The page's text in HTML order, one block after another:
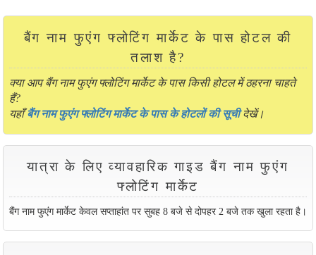
बैंग नाम फुएंग फ्लोटिंग मार्केट के पास होटल की
तलाश है?
क्या आप बैंग नाम फुएंग फ्लोटिंग मार्केट के पास किसी होटल में ठहरना चाहते
हैं?
यहाँबैंग नाम फुएंग फ्लोटिंग मार्केट के पास के होटलों की सूचीदेखें।
यात्रा के लिए व्यावहारिक गाइड बैंग नाम फुएंग
फ्लोटिंग मार्केट
बैंग नाम फुएंग मार्केट केवल सप्ताहांत पर सुबह 8 बजे से दोपहर 2 बजे तक खुला रहता है।